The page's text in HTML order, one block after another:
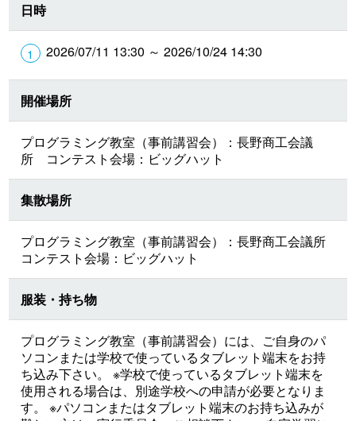
日時
2026/07/11 13:30 ～ 2026/10/24 14:30
開催場所
プログラミング教室（事前講習会）：長野商工会議
所 コンテスト会場：ビッグハット
集散場所
プログラミング教室（事前講習会）：長野商工会議所
コンテスト会場：ビッグハット
服装・持ち物
プログラミング教室（事前講習会）には、ご自身のパ
ソコンまたは学校で使っているタブレット端末をお持
ち込み下さい。 ※学校で使っているタブレット端末を
使用される場合は、別途学校への申請が必要となりま
す。 ※パソコンまたはタブレット端末のお持ち込みが